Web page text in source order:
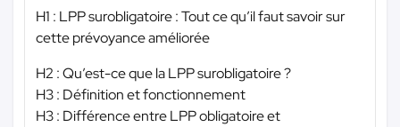
H1 : LPP surobligatoire : Tout ce qu’il faut savoir sur
cette prévoyance améliorée
H2 : Qu’est-ce que la LPP surobligatoire ?
H3 : Définition et fonctionnement
H3 : Différence entre LPP obligatoire et